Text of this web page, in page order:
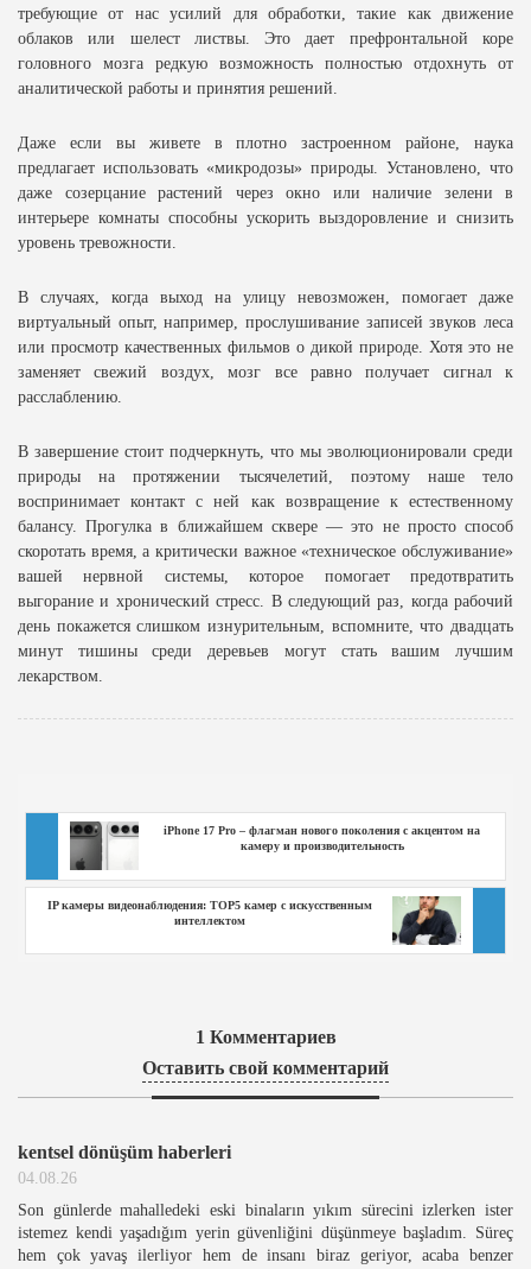
требующие от нас усилий для обработки, такие как движение
облаков или шелест листвы. Это дает префронтальной коре
головного мозга редкую возможность полностью отдохнуть от
аналитической работы и принятия решений.
Даже если вы живете в плотно застроенном районе, наука
предлагает использовать «микродозы» природы. Установлено, что
даже созерцание растений через окно или наличие зелени в
интерьере комнаты способны ускорить выздоровление и снизить
уровень тревожности.
В случаях, когда выход на улицу невозможен, помогает даже
виртуальный опыт, например, прослушивание записей звуков леса
или просмотр качественных фильмов о дикой природе. Хотя это не
заменяет свежий воздух, мозг все равно получает сигнал к
расслаблению.
В завершение стоит подчеркнуть, что мы эволюционировали среди
природы на протяжении тысячелетий, поэтому наше тело
воспринимает контакт с ней как возвращение к естественному
балансу. Прогулка в ближайшем сквере — это не просто способ
скоротать время, а критически важное «техническое обслуживание»
вашей нервной системы, которое помогает предотвратить
выгорание и хронический стресс. В следующий раз, когда рабочий
день покажется слишком изнурительным, вспомните, что двадцать
минут тишины среди деревьев могут стать вашим лучшим
лекарством.
iPhone 17 Pro – флагман нового поколения с акцентом на
камеру и производительность
IP камеры видеонаблюдения: TOP5 камер с искусственным
интеллектом
1 Комментариев
Оставить свой комментарий
kentsel dönüşüm haberleri
04.08.26
Son günlerde mahalledeki eski binaların yıkım sürecini izlerken ister
istemez kendi yaşadığım yerin güvenliğini düşünmeye başladım. Süreç
hem çok yavaş ilerliyor hem de insanı biraz geriyor, acaba benzer